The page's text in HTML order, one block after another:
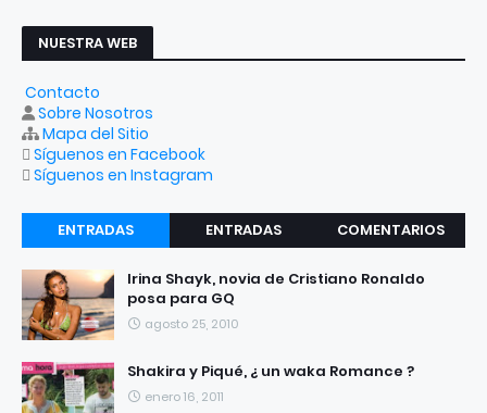
NUESTRA WEB
Contacto
Sobre Nosotros
Mapa del Sitio
Síguenos en Facebook
Síguenos en Instagram
ENTRADAS
RECIENTES
ENTRADAS
COMENTARIOS
Irina Shayk, novia de Cristiano Ronaldo
posa para GQ
agosto 25, 2010
Shakira y Piqué, ¿ un waka Romance ?
enero 16, 2011